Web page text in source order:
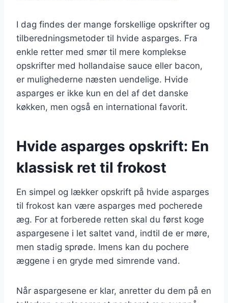
I dag findes der mange forskellige opskrifter og
tilberedningsmetoder til hvide asparges. Fra
enkle retter med smør til mere komplekse
opskrifter med hollandaise sauce eller bacon,
er mulighederne næsten uendelige. Hvide
asparges er ikke kun en del af det danske
køkken, men også en international favorit.
Hvide asparges opskrift: En
klassisk ret til frokost
En simpel og lækker opskrift på hvide asparges
til frokost kan være asparges med pocherede
æg. For at forberede retten skal du først koge
aspargesene i let saltet vand, indtil de er møre,
men stadig sprøde. Imens kan du pochere
æggene i en gryde med simrende vand.
Når aspargesene er klar, anretter du dem på en